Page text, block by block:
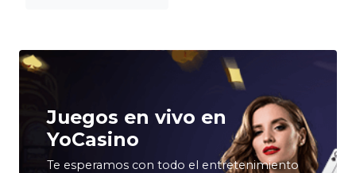
Juegos en vivo en
YoCasino
Te esperamos con todo el entretenimiento